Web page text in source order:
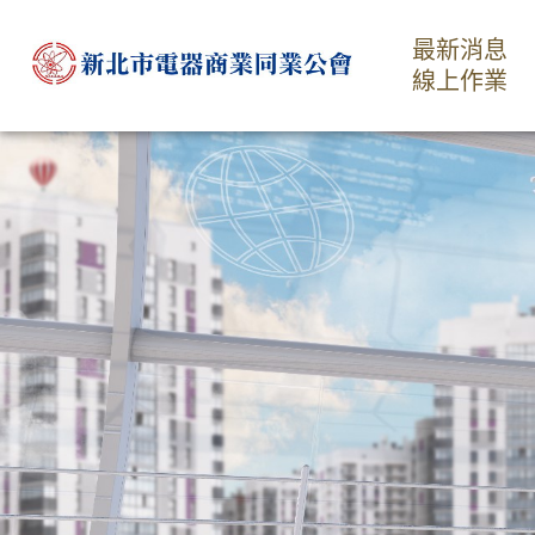
最新消息
線上作業